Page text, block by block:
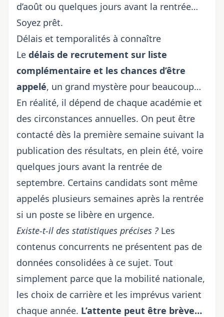
d’août ou quelques jours avant la rentrée…
Soyez prêt.
Délais et temporalités à connaître
Le délais de recrutement sur liste
complémentaire et les chances d’être
appelé, un grand mystère pour beaucoup…
En réalité, il dépend de chaque académie et
des circonstances annuelles. On peut être
contacté dès la première semaine suivant la
publication des résultats, en plein été, voire
quelques jours avant la rentrée de
septembre. Certains candidats sont même
appelés plusieurs semaines après la rentrée
si un poste se libère en urgence.
Existe-t-il des statistiques précises ? Les
contenus concurrents ne présentent pas de
données consolidées à ce sujet. Tout
simplement parce que la mobilité nationale,
les choix de carrière et les imprévus varient
chaque année. L’attente peut être brève…